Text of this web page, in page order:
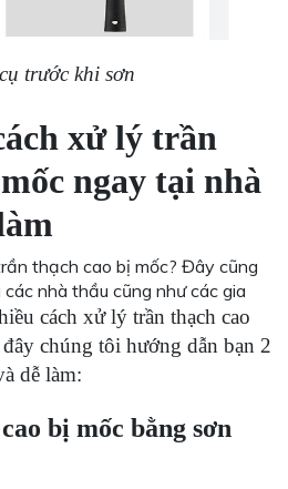
trước khi sơn
xử lý trần
ngay tại nhà
thạch cao bị mốc? Đây cũng
nhà thầu cũng như các gia
cách xử lý trần thạch cao
chúng tôi hướng dẫn bạn 2
dễ làm:
bị mốc bằng sơn